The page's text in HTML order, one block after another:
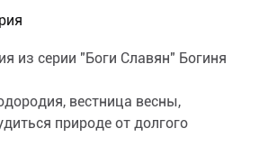
из серии "Боги Славян" Богиня
вестница весны,
природе от долгого